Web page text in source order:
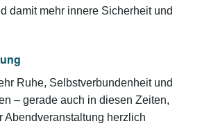
damit mehr innere Sicherheit und
Ruhe, Selbstverbundenheit und
– gerade auch in diesen Zeiten,
Abendveranstaltung herzlich